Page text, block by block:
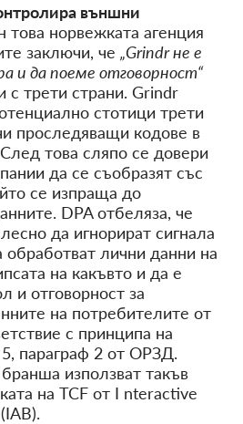
външни
това норвежката агенция
заключи, че „Grindr не е
и да поеме отговорност“
с трети страни. Grindr
стотици трети
проследяващи кодове в
това сляпо се довери
да се съобразят със
се изпраща до
DPA отбеляза, че
да игнорират сигнала
лични данни на
на какъвто и да е
и отговорност за
на потребителите от
с принципа на
параграф 2 от ОРЗД.
използват такъв
на TCF от I nteractive